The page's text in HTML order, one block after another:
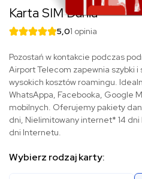
Karta SIM Dania
5,01 opinia
Pozostań w kontakcie podczas
Airport Telecom zapewnia szybki
wysokich kosztów roamingu.
WhatsAppa, Facebooka, Google
mobilnych. Oferujemy pakiety
dni, Nielimitowany internet* 14
dni Internetu.
Wybierz rodzaj karty: